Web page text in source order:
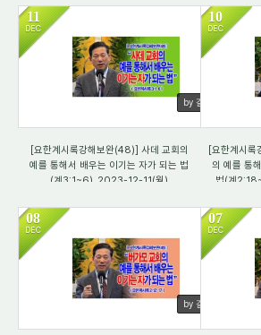
11
DEC
by 갈렙
560
[요한계시록강해보완(48)] 사데 교회의
예를 통해서 배우는 이기는 자가 되는 법
(계3:1~6)_2023-12-11(월)
10
DEC
[요한계시록
의 예를 통
법(계
08
DEC
by 갈렙
532
07
DEC